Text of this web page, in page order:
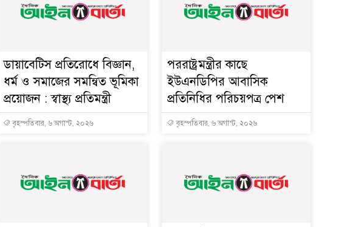
ডায়াবেটিস প্রতিরোধে বিজ্ঞান,
ধর্ম ও সমাজের সমন্বিত ভূমিকা
প্রয়োজন : স্বাস্থ্য প্রতিমন্ত্রী
বৃহস্পতিবার, ৬ অগাস্ট, ২০২৬
পররাষ্ট্রমন্ত্রীর কা‌ছে
ইউএনডিপির আবাসিক
প্রতিনিধির পরিচয়পত্র পেশ
বৃহস্পতিবার, ৬ অগাস্ট, ২০২৬